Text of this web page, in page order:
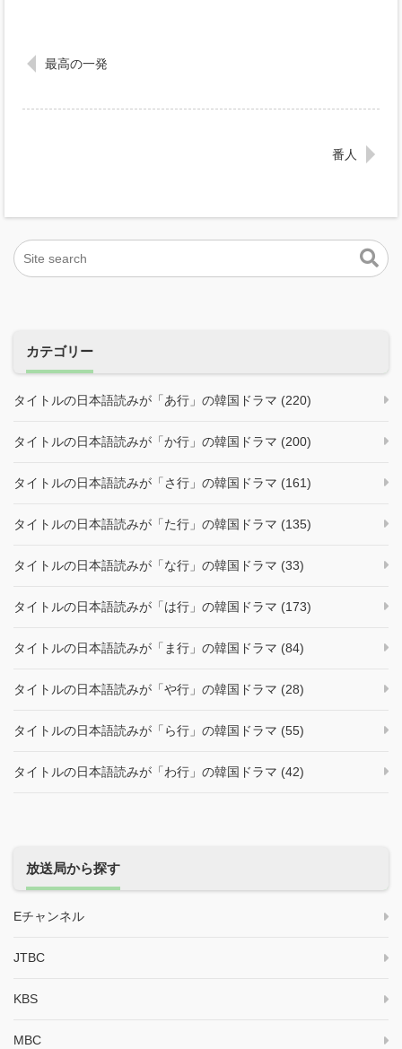
最高の一発
番人
カテゴリー
タイトルの日本語読みが「あ行」の韓国ドラマ (220)
タイトルの日本語読みが「か行」の韓国ドラマ (200)
タイトルの日本語読みが「さ行」の韓国ドラマ (161)
タイトルの日本語読みが「た行」の韓国ドラマ (135)
タイトルの日本語読みが「な行」の韓国ドラマ (33)
タイトルの日本語読みが「は行」の韓国ドラマ (173)
タイトルの日本語読みが「ま行」の韓国ドラマ (84)
タイトルの日本語読みが「や行」の韓国ドラマ (28)
タイトルの日本語読みが「ら行」の韓国ドラマ (55)
タイトルの日本語読みが「わ行」の韓国ドラマ (42)
放送局から探す
Eチャンネル
JTBC
KBS
MBC